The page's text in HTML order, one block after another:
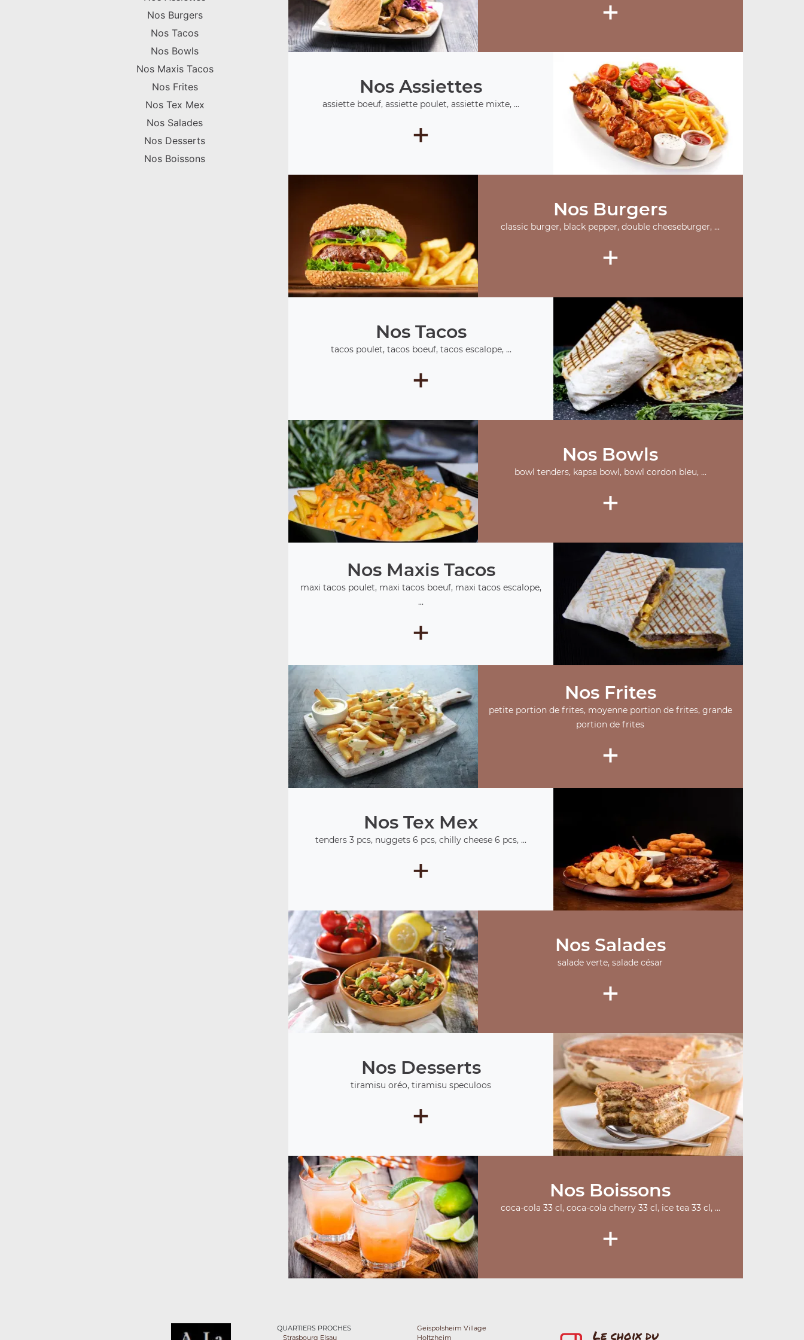
Nos Burgers
Nos Tacos
Nos Bowls
Nos Maxis Tacos
Nos Frites
Nos Tex Mex
Nos Salades
Nos Desserts
Nos Boissons
+
Nos Assiettes
assiette boeuf, assiette poulet, assiette mixte, ...
+
Nos Burgers
classic burger, black pepper, double cheeseburger, ...
+
Nos Tacos
tacos poulet, tacos boeuf, tacos escalope, ...
+
Nos Bowls
bowl tenders, kapsa bowl, bowl cordon bleu, ...
+
Nos Maxis Tacos
maxi tacos poulet, maxi tacos boeuf, maxi tacos escalope,
...
+
Nos Frites
petite portion de frites, moyenne portion de frites, grande
portion de frites
+
Nos Tex Mex
tenders 3 pcs, nuggets 6 pcs, chilly cheese 6 pcs, ...
+
Nos Salades
salade verte, salade césar
+
Nos Desserts
tiramisu oréo, tiramisu speculoos
+
Nos Boissons
coca-cola 33 cl, coca-cola cherry 33 cl, ice tea 33 cl, ...
+
QUARTIERS PROCHES
Strasbourg Elsau
Geispolsheim Village
Holtzheim
Le choix du